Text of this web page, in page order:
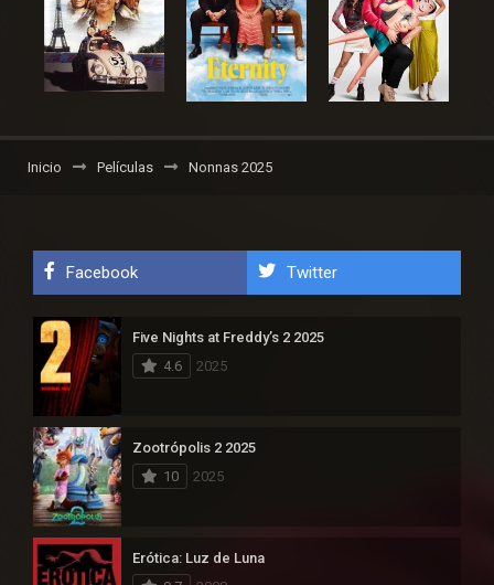
Inicio Películas Nonnas 2025
Facebook Twitter
Five Nights at Freddy’s 2 2025
4.6
2025
Zootrópolis 2 2025
10
2025
Erótica: Luz de Luna